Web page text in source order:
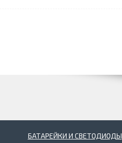
БАТАРЕЙКИ И СВЕТОДИОДЫ